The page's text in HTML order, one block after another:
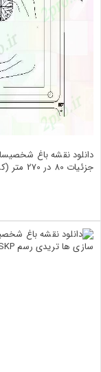
دانلود نقشه باغ
جزئیات 80 در 270 متر (کد83479)